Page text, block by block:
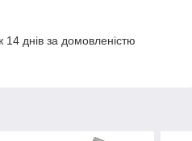
днів за домовленістю